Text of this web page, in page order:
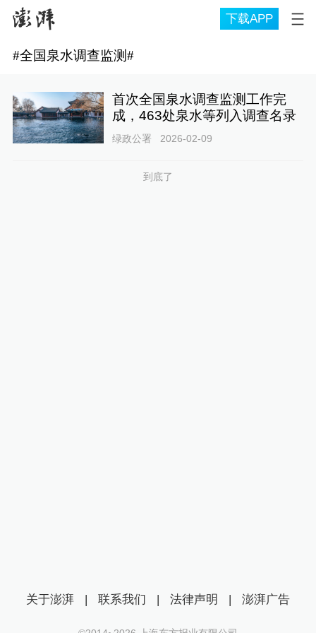
下载APP
#全国泉水调查监测#
首次全国泉水调查监测工作完
成，463处泉水等列入调查名录
绿政公署 2026-02-09
到底了
关于澎湃 | 联系我们 | 法律声明 | 澎湃广告